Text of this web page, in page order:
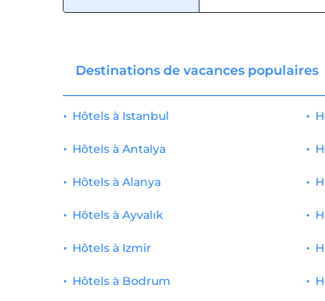
Destinations de vacances populaires
Hôtels à Istanbul
Hôtels à Antalya
Hôtels à Alanya
Hôtels à Ayvalık
Hôtels à Izmir
Hôtels à Bodrum